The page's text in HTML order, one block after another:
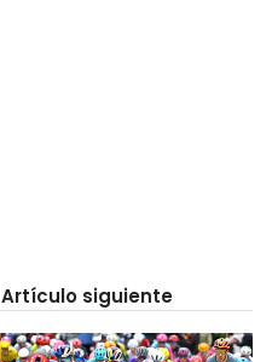
Artículo siguiente